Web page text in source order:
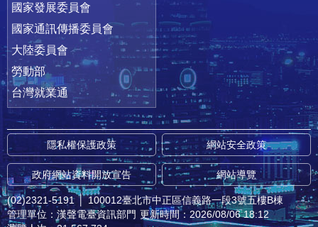
國家發展委員會
國家通訊傳播委員會
大陸委員會
勞動部
台灣就業通
隱私權保護政策 網站安全政策
政府網站資料開放宣告 網站導覽
(02)2321-5191 │ 100012臺北市中正區信義路一段3號五樓B棟
管理單位：漢聲電臺資訊部門 更新時間：2026/08/06 18:12